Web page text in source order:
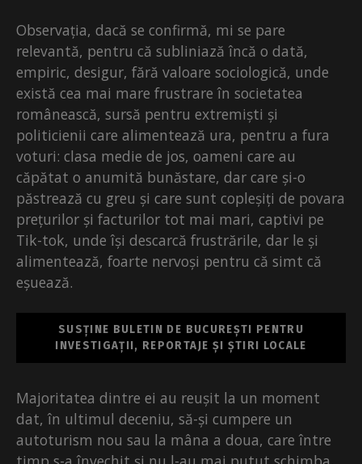
Observația, dacă se confirmă, mi se pare
relevantă, pentru că subliniază încă o dată,
empiric, desigur, fără valoare sociologică, unde
există cea mai mare frustrare în societatea
românească, sursă pentru extremiști și
politicienii care alimentează ura, pentru a fura
voturi: clasa medie de jos, oameni care au
căpătat o anumită bunăstare, dar care și-o
păstrează cu greu și care sunt copleșiți de povara
prețurilor și facturilor tot mai mari, captivi pe
Tik-tok, unde își descarcă frustrările, dar le și
alimentează, foarte nervoși pentru că simt că
eșuează.
SUSȚINE BULETIN DE BUCUREȘTI PENTRU
INVESTIGAȚII, REPORTAJE ȘI ȘTIRI LOCALE
Majoritatea dintre ei au reușit la un moment
dat, în ultimul deceniu, să-și cumpere un
autoturism nou sau la mâna a doua, care între